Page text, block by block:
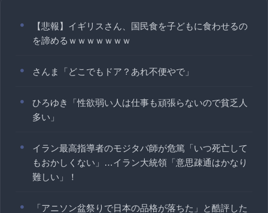
【悲報】イギリスさん、国民食を子どもに食わせるの
を諦めるｗｗｗｗｗｗｗ
さんま「どこでもドア？あれ不便やで」
ひろゆき「性欲弱い人は仕事も頑張らないので貧乏人
多い」
イラン最高指導者のモジタバ師が危篤「いつ死亡して
もおかしくない」…イラン大統領「意思疎通はかなり
難しい」！
「アニソン盆祭りで日本の品格が落ちた」と酷評した